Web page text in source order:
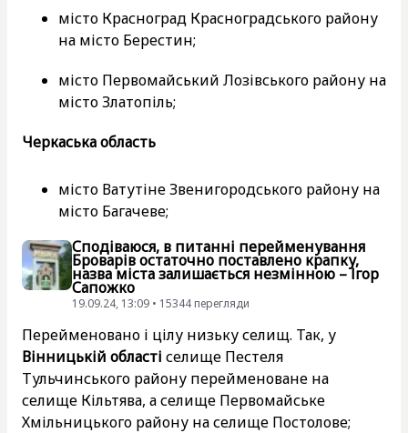
місто Красноград Красноградського району
на місто Берестин;
місто Первомайський Лозівського району на
місто Златопіль;
Черкаська область
місто Ватутіне Звенигородського району на
місто Багачеве;
Сподіваюся, в питанні перейменування
Броварів остаточно поставлено крапку,
назва міста залишається незмінною – Ігор
Сапожко
19.09.24, 13:09 • 15344 перегляди
Перейменовано і цілу низьку селищ. Так, у
Вінницькій області селище Пестеля
Тульчинського району перейменоване на
селище Кільтява, а селище Первомайське
Хмільницького району на селище Постолове;